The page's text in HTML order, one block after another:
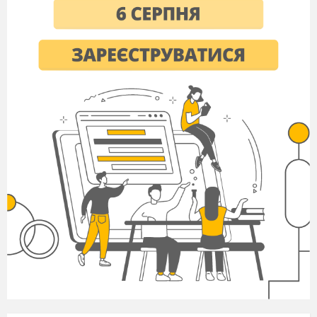
бажаного результату. Тому для підсумовування
розбіжних рядів необхідно було побудувати
іншу теорію.
Поставимо ряду U у відповідність деяке
, яке будемо називати його
Ми можемо вважати, що маємо справу з
функцією S, визначеною для деяких рядів і яка
приймає числові значення. Функцію
будемо
називати
підсумовуючою функцією.
Прикладом
такої підсумовуючої функції може бути
границя
.
Ця п ідсумовуюча функція визначена на
множині всіх збіжних рядів, і для кожного
збіжного ряду її значення рівне звичайній сумі
цього ряду. Так визначену конкретну